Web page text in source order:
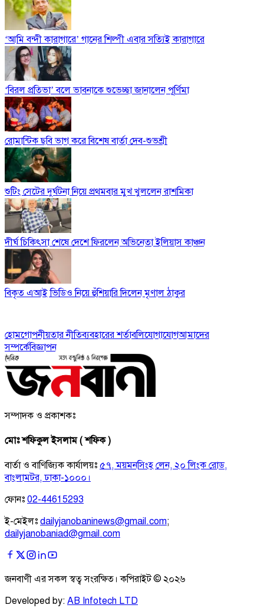
‘আমি বন্দী কারাগারে’ গানের শিল্পী এবার সত্যিই কারাগারে
‘বিরল প্রতিভা’ বলে ভাবনাকে শুভেচ্ছা জানালেন পূর্ণিমা
রোমান্টিক ছবি ভাগ করে বিশেষ বার্তা দেব-শুভশ্রী
শুটিং সেটের দুর্ঘটনা নিয়ে প্রথমবার মুখ খুললেন রাশমিকা
দীর্ঘ চিকিৎসা শেষে দেশে ফিরলেন অভিনেতা ইলিয়াস কাঞ্চন
বিকৃত এআই ভিডিও নিয়ে হুঁশিয়ারি দিলেন মৃণাল ঠাকুর
হোমগোপনীয়তার নীতিব্যবহারের শর্তাবলিযোগাযোগআমাদের
সম্পর্কেবিজ্ঞাপন
সম্পাদক ও প্রকাশকঃ
মোঃ শফিকুল ইসলাম ( শফিক )
বার্তা ও বাণিজ্যিক কার্যালয়ঃ ৫৭, ময়মনসিংহ লেন, ২০ লিংক রোড,
বাংলামটর, ঢাকা-১০০০।
ফোনঃ 02-44615293
ই-মেইলঃ dailyjanobaninews@gmail.com;
dailyjanobaniad@gmail.com
জনবাণী এর সকল স্বত্ব সংরক্ষিত। কপিরাইট © ২০২৬
Developed by: AB Infotech LTD